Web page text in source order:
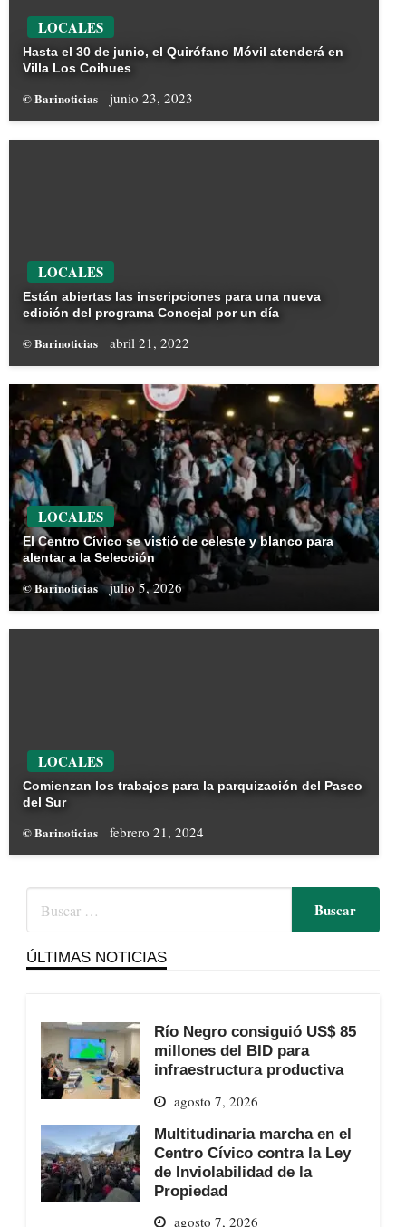
LOCALES
Hasta el 30 de junio, el Quirófano Móvil atenderá en
Villa Los Coihues
© Barinoticias junio 23, 2023
LOCALES
Están abiertas las inscripciones para una nueva
edición del programa Concejal por un día
© Barinoticias abril 21, 2022
LOCALES
El Centro Cívico se vistió de celeste y blanco para
alentar a la Selección
© Barinoticias julio 5, 2026
LOCALES
Comienzan los trabajos para la parquización del Paseo
del Sur
© Barinoticias febrero 21, 2024
ÚLTIMAS NOTICIAS
Río Negro consiguió US$ 85
millones del BID para
infraestructura productiva
agosto 7, 2026
Multitudinaria marcha en el
Centro Cívico contra la Ley
de Inviolabilidad de la
Propiedad
agosto 7, 2026